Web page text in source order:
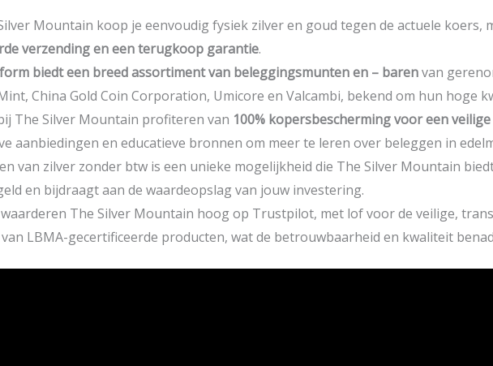
Mountain koop je eenvoudig fysiek zilver en goud tegen de actuele koers,
verzending en een terugkoop garantie.
biedt een breed assortiment van beleggingsmunten en– barenvan
China Gold Coin Corporation, Umicore en Valcambi, bekend om hun hoge
The Silver Mountain profiteren van 100% kopersbescherming voor een
aanbiedingen en educatieve bronnen om meer te leren over beleggen in
van zilver zonder btw is een unieke mogelijkheid die The Silver Mountain
en bijdraagt aan de waardeopslag van jouw investering.
The Silver Mountain hoog op Trustpilot, met lof voor de veilige,
LBMA-gecertificeerde producten, wat de betrouwbaarheid en kwaliteit